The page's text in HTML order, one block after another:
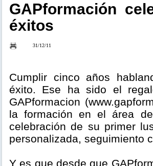
GAPformación
éxitos
31/12/11
Cumplir cinco años
éxito. Ese ha sido el
GAPformacion
la formación en el área
celebración de su primer
personalizada, seguimiento
Y es que desde que